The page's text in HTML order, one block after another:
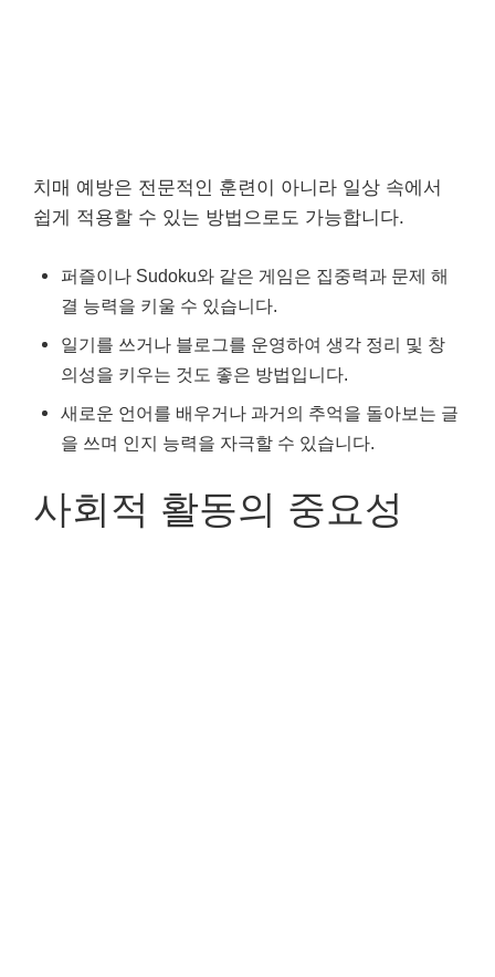
치매 예방은 전문적인 훈련이 아니라 일상 속에서
쉽게 적용할 수 있는 방법으로도 가능합니다.
퍼즐이나 Sudoku와 같은 게임은 집중력과 문제 해
결 능력을 키울 수 있습니다.
일기를 쓰거나 블로그를 운영하여 생각 정리 및 창
의성을 키우는 것도 좋은 방법입니다.
새로운 언어를 배우거나 과거의 추억을 돌아보는 글
을 쓰며 인지 능력을 자극할 수 있습니다.
사회적 활동의 중요성